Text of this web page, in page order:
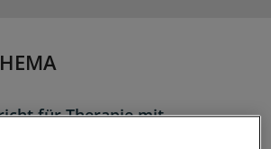
für Therapie mit